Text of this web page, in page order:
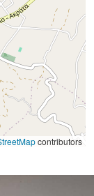
contributors